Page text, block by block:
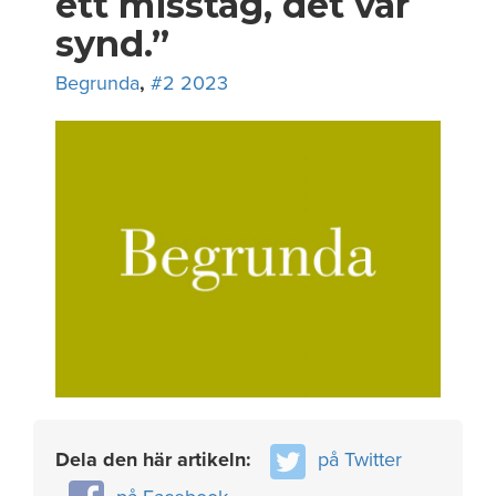
synd.”
Begrunda, #2 2023
Dela den här artikeln:
på Twitter